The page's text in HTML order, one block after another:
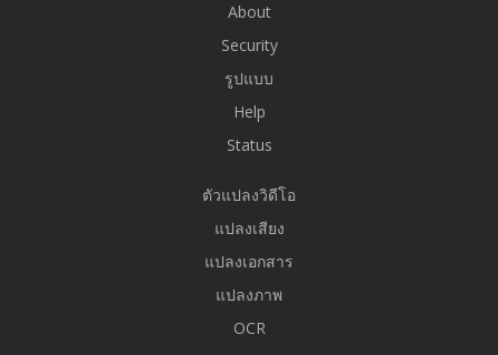
About
Security
รูปแบบ
Help
Status
ตัวแปลงวิดีโอ
แปลงเสียง
แปลงเอกสาร
แปลงภาพ
OCR